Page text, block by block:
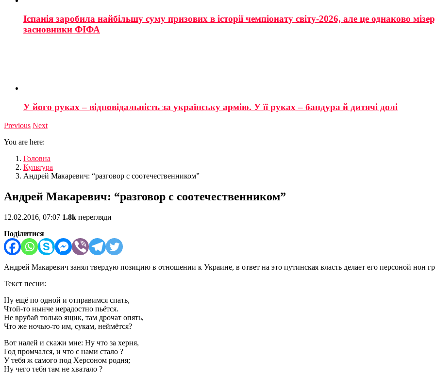
Іспанія заробила найбільшу суму призових в історії чемпіонату світу-2026, але це однаково
засновники ФІФА
У його руках – відповідальність за українську армію. У її руках – бандура й дитячі долі
Previous Next
You are here:
Головна
Культура
Андрей Макаревич: “разговор с соотечественником”
Андрей Макаревич: “разговор с соотечественником”
12.02.2016, 07:07 1.8k перегляди
Поділитися
Андрей Макаревич занял твердую позицию в отношении к Украине, в ответ на это путинская власть делает его персоной нон
Текст песни:
Ну ещё по одной и отправимся спать,
Чтой-то нынче нерадостно пьётся.
Не врубай только ящик, там дрочат опять,
Что же ночью-то им, сукам, неймётся?
Вот налей и скажи мне: Ну что за херня,
Год промчался, и что с нами стало ?
У тебя ж самого под Херсоном родня;
Ну чего тебя там не хватало ?